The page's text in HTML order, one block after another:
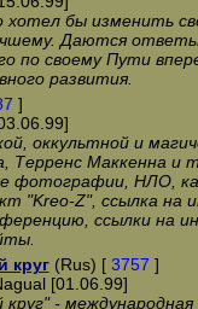
бы изменить
Даются
по своему Пути
развития.
]
оккультной и
Терренс Маккенна
фотографии, НЛО,
"Kreo-Z", ссылка на
ссылки на
круг(Rus) [ 3757 ]
[01.06.99]
круг" -